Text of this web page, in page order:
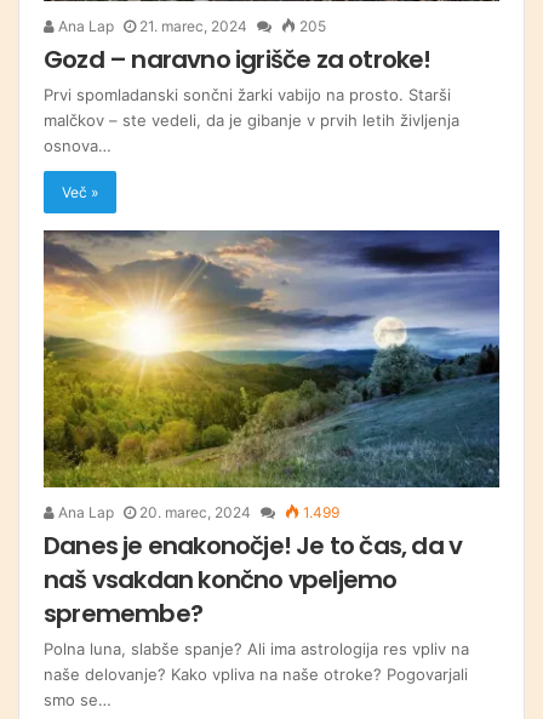
Ana Lap 21. marec, 2024 205
Gozd – naravno igrišče za otroke!
Prvi spomladanski sončni žarki vabijo na prosto. Starši
malčkov – ste vedeli, da je gibanje v prvih letih življenja
osnova…
Več »
Ana Lap 20. marec, 2024 1.499
Danes je enakonočje! Je to čas, da v
naš vsakdan končno vpeljemo
spremembe?
Polna luna, slabše spanje? Ali ima astrologija res vpliv na
naše delovanje? Kako vpliva na naše otroke? Pogovarjali
smo se…